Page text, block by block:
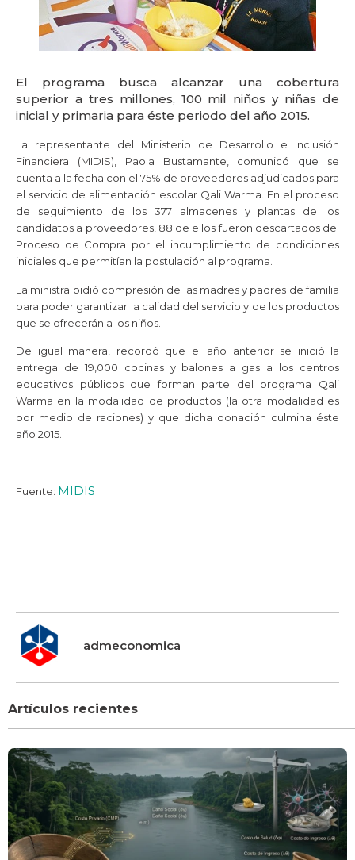
El programa busca alcanzar una cobertura
superior a tres millones, 100 mil niños y niñas de
inicial y primaria para éste periodo del año 2015.
La representante del Ministerio de Desarrollo e Inclusión
Financiera (MIDIS), Paola Bustamante, comunicó que se
cuenta a la fecha con el 75% de proveedores adjudicados para
el servicio de alimentación escolar Qali Warma. En el proceso
de seguimiento de los 377 almacenes y plantas de los
candidatos a proveedores, 88 de ellos fueron descartados del
Proceso de Compra por el incumplimiento de condiciones
iniciales que permitían la postulación al programa.
La ministra pidió compresión de las madres y padres de familia
para poder garantizar la calidad del servicio y de los productos
que se ofrecerán a los niños.
De igual manera, recordó que el año anterior se inició la
entrega de 19,000 cocinas y balones a gas a los centros
educativos públicos que forman parte del programa Qali
Warma en la modalidad de productos (la otra modalidad es
por medio de raciones) y que dicha donación culmina éste
año 2015.
Fuente: MIDIS
admeconomica
Artículos recientes